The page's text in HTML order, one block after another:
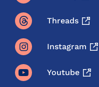
Threads
Instagram
Youtube